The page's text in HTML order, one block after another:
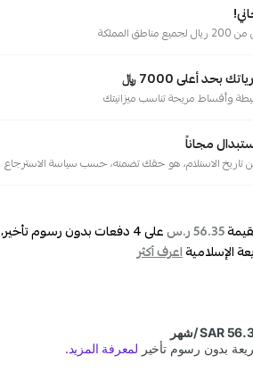
المملكة
بحد أعلى 7000 ﷼
وأقساط مريحة تناسب ميزانيتك
مجاناً
56.35 ر.س على4دفعات بدون رسوم تأخير،
الإسلاميةاعرف أكثر